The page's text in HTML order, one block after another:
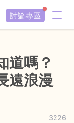
討論專區
道嗎？
遠浪漫
3226